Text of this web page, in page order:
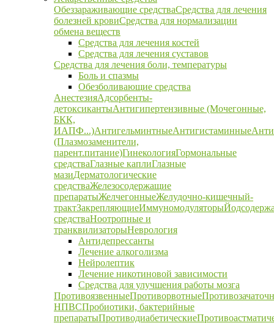
Обеззараживающие средстваСредства для лечения
болезней кровиСредства для нормализации
обмена веществ
Средства для лечения костей
Средства для лечения суставов
Средства для лечения боли, температуры
Боль и спазмы
Обезболивающие средства
АнестезияАдсорбенты-
детоксикантыАнтигипертензивные (Мочегонные,
БКК,
ИАПФ...)АнтигельминтныеАнтигистаминные
(Плазмозаменители,
парент.питание)ГинекологияГормональные
средстваГлазные каплиГлазные
мазиДерматологические
средстваЖелезосодержащие
препаратыЖелчегонныеЖелудочно-кишечный-
трактЗакрепляющиеИммуномодуляторы
средстваНоотропные и
транквилизаторыНеврология
Антидепрессанты
Лечение алкоголизма
Нейролептик
Лечение никотиновой зависимости
Средства для улучшения работы мозга
ПротивоязвенныеПротиворвотные
НПВСПробиотики, бактерийные
препаратыПротиводиабетические